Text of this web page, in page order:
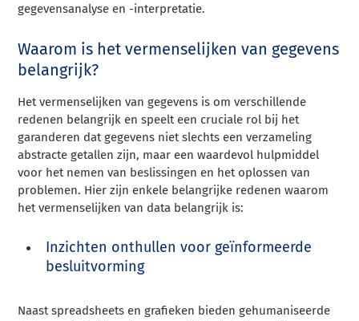
gegevensanalyse en -interpretatie.
Waarom is het vermenselijken van gegevens
belangrijk?
Het vermenselijken van gegevens is om verschillende
redenen belangrijk en speelt een cruciale rol bij het
garanderen dat gegevens niet slechts een verzameling
abstracte getallen zijn, maar een waardevol hulpmiddel
voor het nemen van beslissingen en het oplossen van
problemen. Hier zijn enkele belangrijke redenen waarom
het vermenselijken van data belangrijk is:
Inzichten onthullen voor geïnformeerde
besluitvorming
Naast spreadsheets en grafieken bieden gehumaniseerde